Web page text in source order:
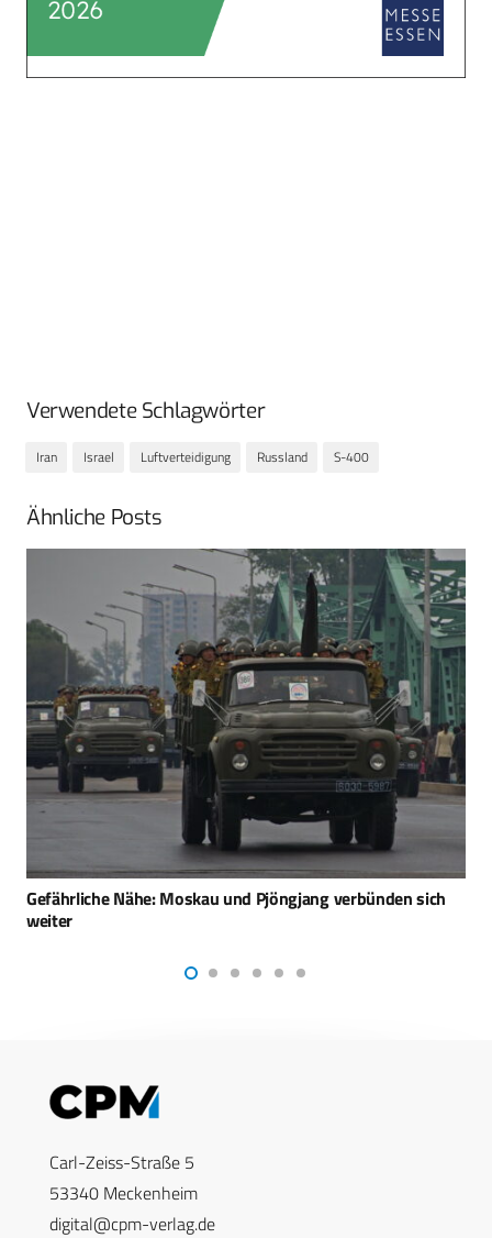
Verwendete Schlagwörter
Iran Israel Luftverteidigung Russland S-400
Ähnliche Posts
Frankreich setzt bei VBCI-Modernisierung auf europäische
Lösungen
Carl-Zeiss-Straße 5
53340 Meckenheim
digital@cpm-verlag.de